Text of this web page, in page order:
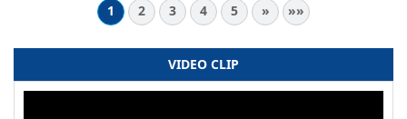
1
2 3 4 5 » »»
VIDEO CLIP